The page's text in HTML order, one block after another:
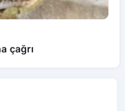
çağrı